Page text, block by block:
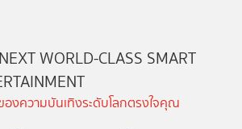
WORLD-CLASS SMART
งความบันเทิงระดับโลกตรงใจคุณ